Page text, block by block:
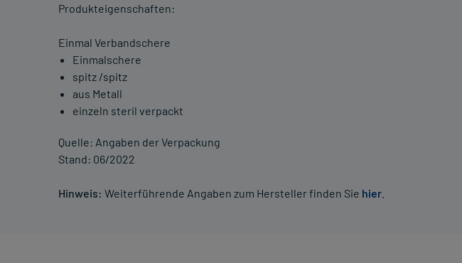
Produkteigenschaften:
Einmal Verbandschere
Einmalschere
spitz /spitz
aus Metall
einzeln steril verpackt
Quelle: Angaben der Verpackung
Stand: 06/2022
Hinweis: Weiterführende Angaben zum Hersteller finden Sie hier